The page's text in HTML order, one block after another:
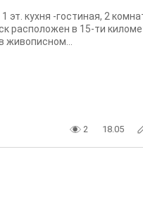
эт. кухня -гостиная, 2
расположен в 15-ти
живописном...
2 18.05